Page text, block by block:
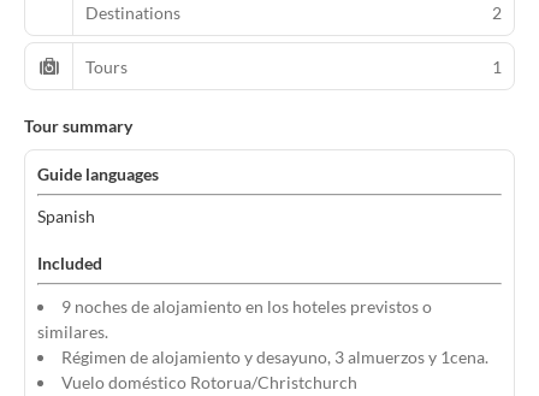
Destinations 2
Tours 1
Tour summary
Guide languages
Spanish
Included
9 noches de alojamiento en los hoteles previstos o
similares.
Régimen de alojamiento y desayuno, 3 almuerzos y 1cena.
Vuelo doméstico Rotorua/Christchurch